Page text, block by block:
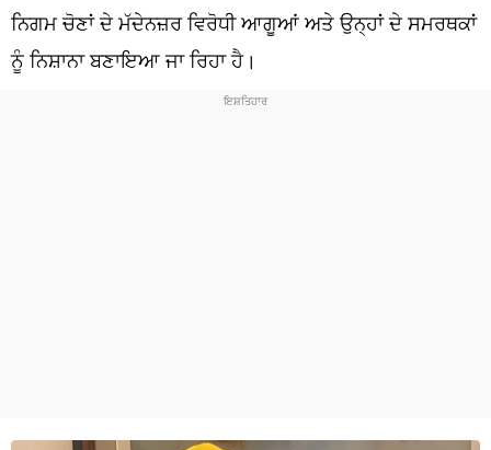
ਧਰਮ
ਖੇਡਾਂ
ਨਿਗਮ ਚੋਣਾਂ ਦੇ ਮੱਦੇਨਜ਼ਰ ਵਿਰੋਧੀ ਆਗੂਆਂ ਅਤੇ ਉਨ੍ਹਾਂ ਦੇ ਸਮਰਥਕਾਂ
ਨੂੰ ਨਿਸ਼ਾਨਾ ਬਣਾਇਆ ਜਾ ਰਿਹਾ ਹੈ।